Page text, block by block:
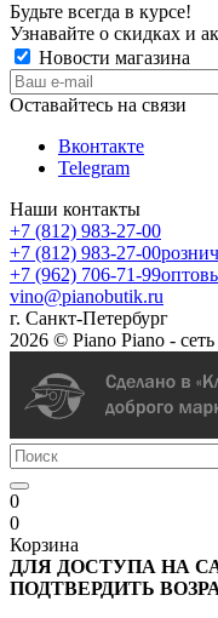
Будьте всегда в курсе!
Узнавайте о скидках и
Новости магазина
Оставайтесь на связи
Вконтакте
Telegram
Наши контакты
+7 (812) 983-27-00
+7 (812) 983-27-00
+7 (962) 706-71-99
vino@pianobutik.ru
г. Санкт-Петербург
2026 © Piano Piano -
0
0
Корзина
ДЛЯ ДОСТУПА НА
ПОДТВЕРДИТЬ